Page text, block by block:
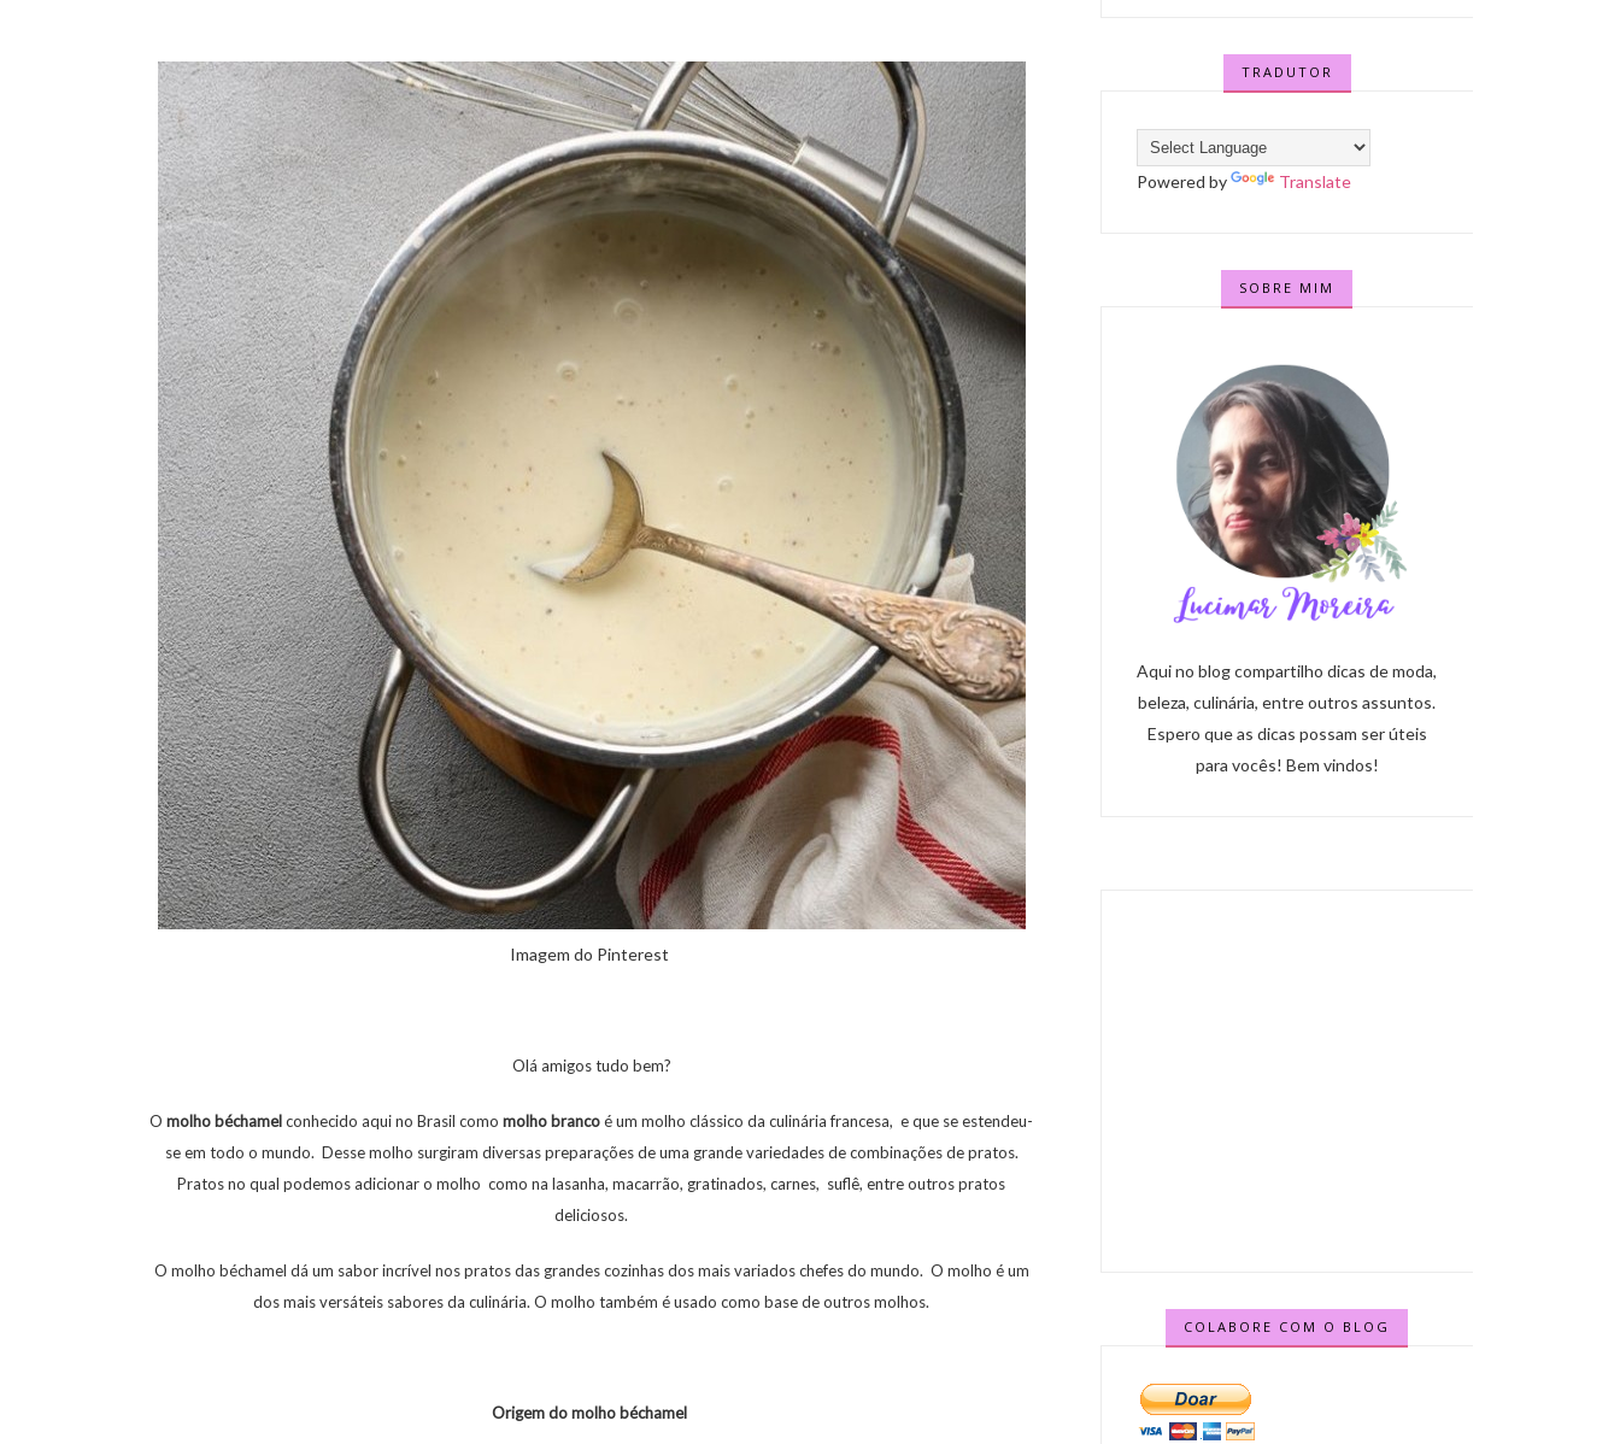
Imagem do Pinterest
Olá amigos tudo bem?
O molho béchamelconhecido aqui no Brasil como molho brancoé um molho clássico da culinária francesa, e que se estendeu-
se em todo o mundo. Desse molho surgiram diversas preparações de uma grande variedades de combinações de pratos.
Pratos no qual podemos adicionar o molho como na lasanha, macarrão, gratinados, carnes, suflê, entre outros pratos
deliciosos.
O molho béchamel dá um sabor incrível nos pratos das grandes cozinhas dos mais variados chefes do mundo. O molho é um
dos mais versáteis sabores da culinária. O molho também é usado como base de outros molhos.
Origem do molho béchamel
TRADUTOR
Powered by Translate
SOBRE MIM
Aqui no blog compartilho dicas de moda,
beleza, culinária, entre outros assuntos.
Espero que as dicas possam ser úteis
para vocês! Bem vindos!
COLABORE COM O BLOG